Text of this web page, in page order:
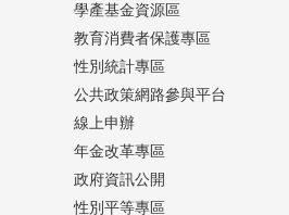
學產基金資源區
教育消費者保護專區
性別統計專區
公共政策網路參與平台
線上申辦
年金改革專區
政府資訊公開
性別平等專區